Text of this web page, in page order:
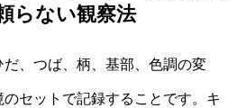
らない観察法
、つば、柄、基部、色調の変
セットで記録することです。キ